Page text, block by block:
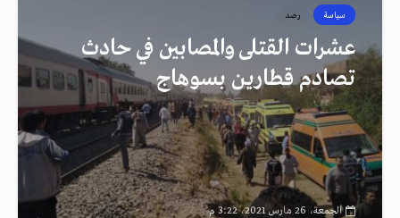
سياسة رصد
عشرات القتلى والمصابين في حادث
تصادم قطارين بسوهاج
الجمعة، 26 مارس 2021، 3:22 م